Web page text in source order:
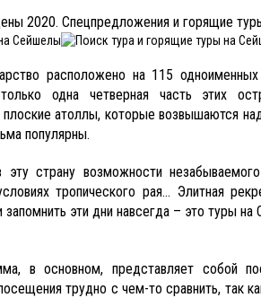
2020. Спецпредложения и горящие
расположено на 115
одна четверная часть этих
атоллы, которые возвышаются
популярны.
эту страну возможности
тропического рая… Элитная
запомнить эти дни навсегда – это туры
в основном, представляет собой
трудно с чем-то сравнить, так